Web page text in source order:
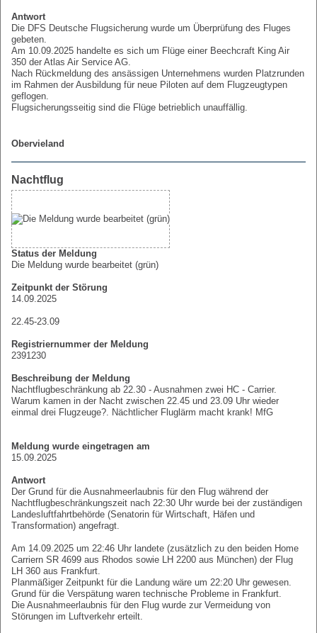
Antwort
Die DFS Deutsche Flugsicherung wurde um Überprüfung des Fluges
gebeten.
Am 10.09.2025 handelte es sich um Flüge einer Beechcraft King Air
350 der Atlas Air Service AG.
Nach Rückmeldung des ansässigen Unternehmens wurden Platzrunden
im Rahmen der Ausbildung für neue Piloten auf dem Flugzeugtypen
geflogen.
Flugsicherungsseitig sind die Flüge betrieblich unauffällig.
Obervieland
Nachtflug
Status der Meldung
Die Meldung wurde bearbeitet (grün)
Zeitpunkt der Störung
14.09.2025
22.45-23.09
Registriernummer der Meldung
2391230
Beschreibung der Meldung
Nachtflugbeschränkung ab 22.30 - Ausnahmen zwei HC - Carrier.
Warum kamen in der Nacht zwischen 22.45 und 23.09 Uhr wieder
einmal drei Flugzeuge?. Nächtlicher Fluglärm macht krank! MfG
Meldung wurde eingetragen am
15.09.2025
Antwort
Der Grund für die Ausnahmeerlaubnis für den Flug während der
Nachtflugbeschränkungszeit nach 22:30 Uhr wurde bei der zuständigen
Landesluftfahrtbehörde (Senatorin für Wirtschaft, Häfen und
Transformation) angefragt.
Am 14.09.2025 um 22:46 Uhr landete (zusätzlich zu den beiden Home
Carriern SR 4699 aus Rhodos sowie LH 2200 aus München) der Flug
LH 360 aus Frankfurt.
Planmäßiger Zeitpunkt für die Landung wäre um 22:20 Uhr gewesen.
Grund für die Verspätung waren technische Probleme in Frankfurt.
Die Ausnahmeerlaubnis für den Flug wurde zur Vermeidung von
Störungen im Luftverkehr erteilt.